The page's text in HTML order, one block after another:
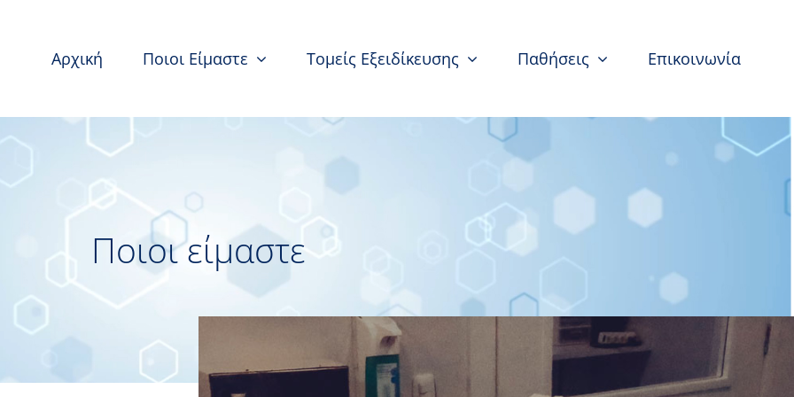
Αρχική Ποιοι Είμαστε Τομείς Εξειδίκευσης Παθήσεις Επικοινωνία
Ποιοι είμαστε